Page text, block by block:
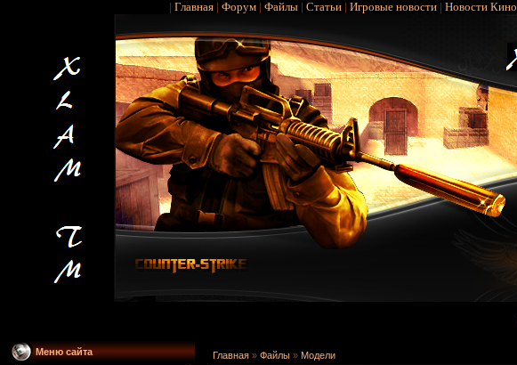
| Главная| Форум| Файлы| Статьи| Игровые новости| Новости Кино
Меню сайта Главная » Файлы » Модели